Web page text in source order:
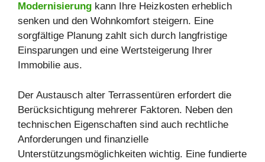
Modernisierung kann Ihre Heizkosten erheblich
senken und den Wohnkomfort steigern. Eine
sorgfältige Planung zahlt sich durch langfristige
Einsparungen und eine Wertsteigerung Ihrer
Immobilie aus.
Der Austausch alter Terrassentüren erfordert die
Berücksichtigung mehrerer Faktoren. Neben den
technischen Eigenschaften sind auch rechtliche
Anforderungen und finanzielle
Unterstützungsmöglichkeiten wichtig. Eine fundierte